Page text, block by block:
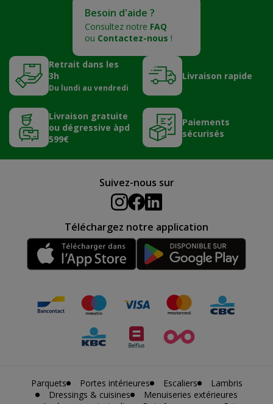
Besoin d'aide ?
Consultez notre FAQ
ou Contactez-nous !
Retrait dans les
3h
Du lundi au vendredi
Livraison rapide
Livraison gratuite
ou dégressive àpd
599€
Paiements
sécurisés
Suivez-nous sur
Téléchargez notre application
Parquets Portes intérieures Escaliers
Lambris
Dressings & cuisines
Menuiseries extérieures